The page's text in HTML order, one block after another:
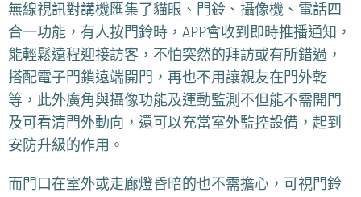
無線視訊對講機匯集了貓眼、門鈴、攝像機、電話四
合一功能，有人按門鈴時，APP會收到即時推播通知，
能輕鬆遠程迎接訪客，不怕突然的拜訪或有所錯過，
搭配電子門鎖遠端開門，再也不用讓親友在門外乾
等，此外廣角與攝像功能及運動監測不但能不需開門
及可看清門外動向，還可以充當室外監控設備，起到
安防升級的作用。
而門口在室外或走廊燈昏暗的也不需擔心，可視門鈴